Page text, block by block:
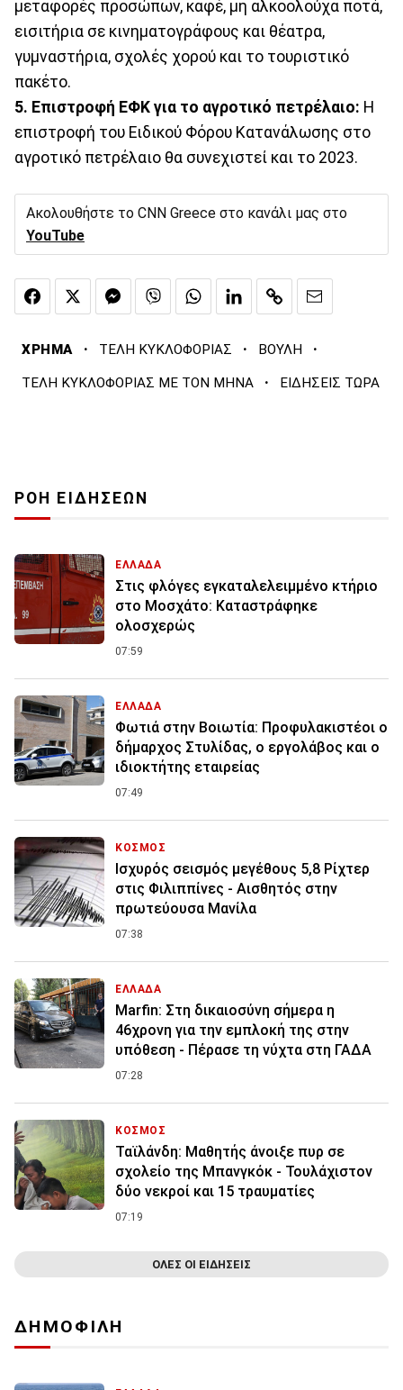
μεταφορές προσώπων, καφέ, μη αλκοολούχα ποτά,
εισιτήρια σε κινηματογράφους και θέατρα,
γυμναστήρια, σχολές χορού και το τουριστικό
πακέτο.
5. Επιστροφή ΕΦΚ για το αγροτικό πετρέλαιο: Η
επιστροφή του Ειδικού Φόρου Κατανάλωσης στο
αγροτικό πετρέλαιο θα συνεχιστεί και το 2023.
Ακολουθήστε το CNN Greece στο κανάλι μας στο
YouTube
ΧΡΗΜΑ · ΤΕΛΗ ΚΥΚΛΟΦΟΡΙΑΣ · ΒΟΥΛΗ ·
ΤΕΛΗ ΚΥΚΛΟΦΟΡΙΑΣ ΜΕ ΤΟΝ ΜΗΝΑ · ΕΙΔΗΣΕΙΣ ΤΩΡΑ
ΡΟΗ ΕΙΔΗΣΕΩΝ
ΕΛΛΑΔΑ
Στις φλόγες εγκαταλελειμμένο κτήριο
στο Μοσχάτο: Καταστράφηκε
ολοσχερώς
07:59
ΕΛΛΑΔΑ
Φωτιά στην Βοιωτία: Προφυλακιστέοι ο
δήμαρχος Στυλίδας, ο εργολάβος και ο
ιδιοκτήτης εταιρείας
07:49
ΚΟΣΜΟΣ
Ισχυρός σεισμός μεγέθους 5,8 Ρίχτερ
στις Φιλιππίνες - Αισθητός στην
πρωτεύουσα Μανίλα
07:38
ΕΛΛΑΔΑ
Marfin: Στη δικαιοσύνη σήμερα η
46χρονη για την εμπλοκή της στην
υπόθεση - Πέρασε τη νύχτα στη ΓΑΔΑ
07:28
ΚΟΣΜΟΣ
Ταϊλάνδη: Μαθητής άνοιξε πυρ σε
σχολείο της Μπανγκόκ - Τουλάχιστον
δύο νεκροί και 15 τραυματίες
07:19
ΟΛΕΣ ΟΙ ΕΙΔΗΣΕΙΣ
ΔΗΜΟΦΙΛΗ